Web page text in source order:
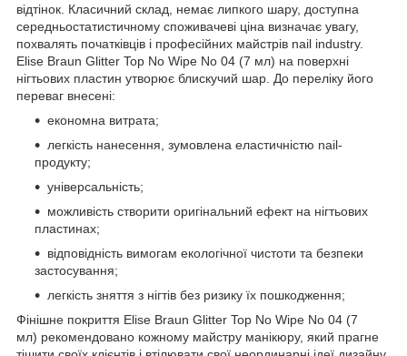
відтінок. Класичний склад, немає липкого шару, доступна
середньостатистичному споживачеві ціна визначає увагу,
похвалять початківців і професійних майстрів nail industry.
Elise Braun Glitter Top No Wipe No 04 (7 мл) на поверхні
нігтьових пластин утворює блискучий шар. До переліку його
переваг внесені:
економна витрата;
легкість нанесення, зумовлена еластичністю nail-
продукту;
універсальність;
можливість створити оригінальний ефект на нігтьових
пластинах;
відповідність вимогам екологічної чистоти та безпеки
застосування;
легкість зняття з нігтів без ризику їх пошкодження;
Фінішне покриття Elise Braun Glitter Top No Wipe No 04 (7
мл) рекомендовано кожному майстру манікюру, який прагне